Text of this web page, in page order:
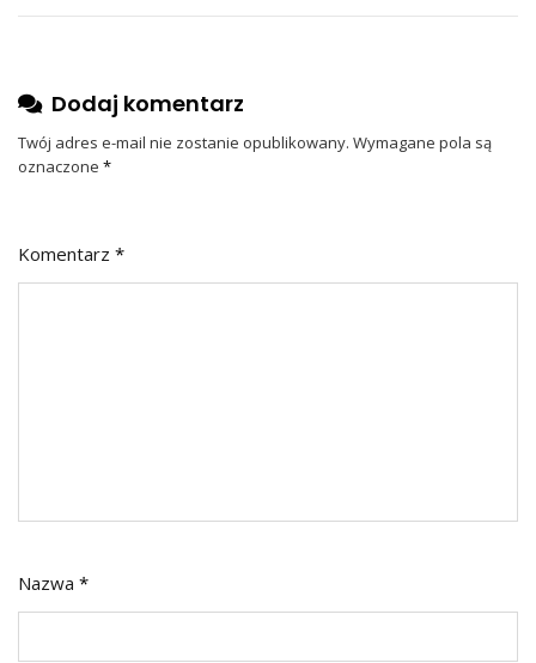
Dodaj komentarz
Twój adres e-mail nie zostanie opublikowany. Wymagane pola są
oznaczone *
Komentarz *
Nazwa *